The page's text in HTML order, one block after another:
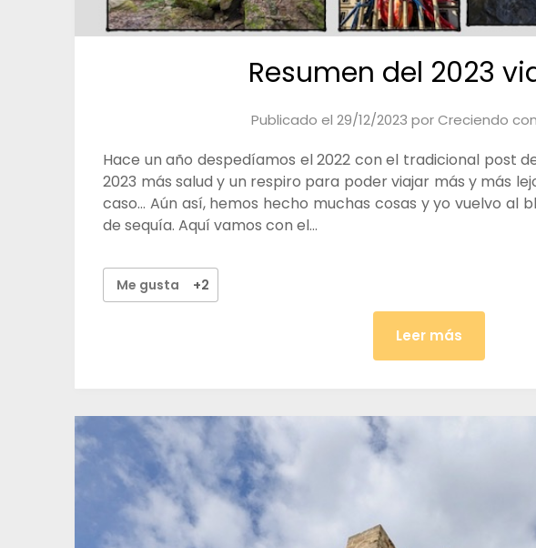
Resumen del 2023
Publicado el 29/12/2023 porCreciendo
Hace un año despedíamos el 2022 con el tradicional post
2023 más salud y un respiro para poder viajar más y más
caso… Aún así, hemos hecho muchas cosas y yo vuelvo al
de sequía. Aquí vamos con el…
Me gusta +2
Leer más